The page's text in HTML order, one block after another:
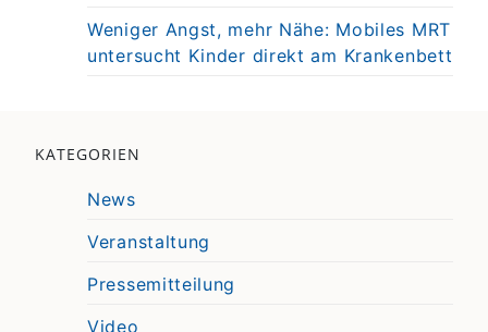
Weniger Angst, mehr Nähe: Mobiles MRT
untersucht Kinder direkt am Krankenbett
KATEGORIEN
News
Veranstaltung
Pressemitteilung
Video